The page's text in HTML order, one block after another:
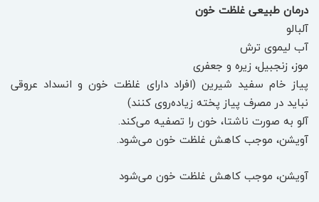
درمان طبیعی غلظت خون
آلبالو
آب لیموی ترش
موز، زنجبیل، زیره و جعفری
پیاز خام سفید شیرین (افراد دارای غلظت خون و انسداد عروقی
نباید در مصرف پیاز پخته زیاده‌روی کنند)
آلو به صورت ناشتا، خون را تصفیه می‌کند.
آویشن، موجب کاهش غلظت خون می‌شود.
آویشن، موجب کاهش غلظت خون می‌شود